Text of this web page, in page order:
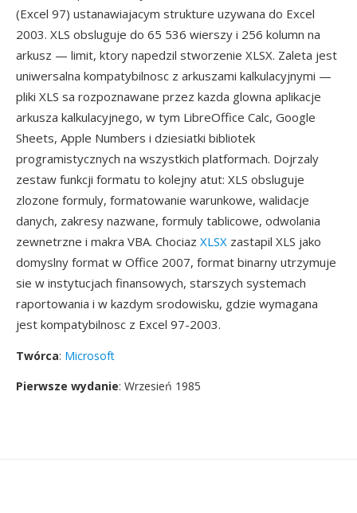
(Excel 97) ustanawiajacym strukture uzywana do Excel
2003. XLS obsluguje do 65 536 wierszy i 256 kolumn na
arkusz — limit, ktory napedzil stworzenie XLSX. Zaleta jest
uniwersalna kompatybilnosc z arkuszami kalkulacyjnymi —
pliki XLS sa rozpoznawane przez kazda glowna aplikacje
arkusza kalkulacyjnego, w tym LibreOffice Calc, Google
Sheets, Apple Numbers i dziesiatki bibliotek
programistycznych na wszystkich platformach. Dojrzaly
zestaw funkcji formatu to kolejny atut: XLS obsluguje
zlozone formuly, formatowanie warunkowe, walidacje
danych, zakresy nazwane, formuly tablicowe, odwolania
zewnetrzne i makra VBA. Chociaz XLSX zastapil XLS jako
domyslny format w Office 2007, format binarny utrzymuje
sie w instytucjach finansowych, starszych systemach
raportowania i w kazdym srodowisku, gdzie wymagana
jest kompatybilnosc z Excel 97-2003.
Twórca: Microsoft
Pierwsze wydanie: Wrzesień 1985